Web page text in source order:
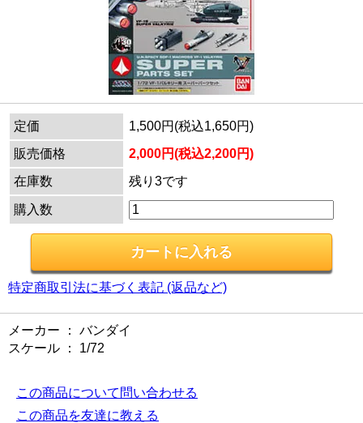
定価
1,500円(税込1,650円)
販売価格
2,000円(税込2,200円)
在庫数
残り3です
購入数
特定商取引法に基づく表記 (返品など)
メーカー ： バンダイ
スケール ： 1/72
この商品について問い合わせる
この商品を友達に教える